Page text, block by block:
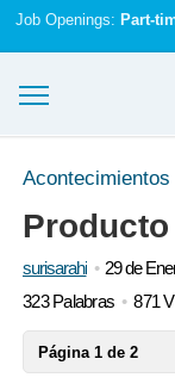
Job Openings: Part-
Ensayos y
Registrarse
Iniciar sesión
Producto
surisarahi
29 de
323 Palabras
871
Página 1 de 2